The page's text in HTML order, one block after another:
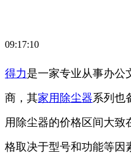
09:17:10
得力是一家专业从事办公
商，其家用 除尘器系列也
用除尘器的价格区间大致
格取决于型号和功能等因